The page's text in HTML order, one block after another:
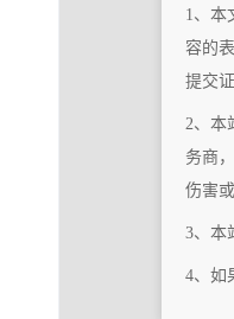
1、本
容的
提交
2、本
务商
伤害
3、本
4、如